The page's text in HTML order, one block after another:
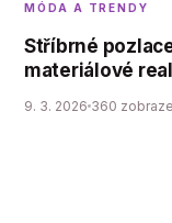
MÓDA A TRENDY
Stříbrné
materiálové
9. 3. 2026 360